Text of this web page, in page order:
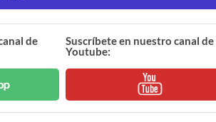
de
Suscríbete en nuestro canal de
Youtube: